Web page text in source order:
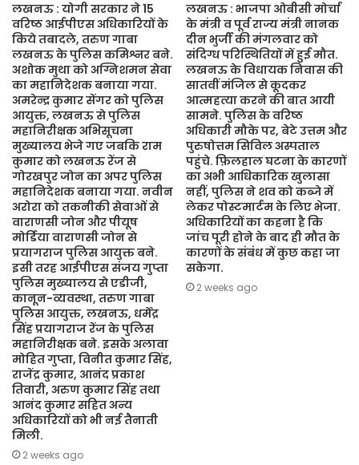
लखनऊ : योगी सरकार ने 15
वरिष्ठ आईपीएस अधिकारियों के
किये तबादले, तरुण गाबा
लखनऊ के पुलिस कमिश्नर बने.
अशोक मुथा को अग्निशमन सेवा
का महानिदेशक बनाया गया.
अमरेन्द्र कुमार सेंगर को पुलिस
आयुक्त, लखनऊ से पुलिस
महानिरीक्षक अभिसूचना
मुख्यालय भेजे गए जबकि राम
कुमार को लखनऊ रेंज से
गोरखपुर जोन का अपर पुलिस
महानिदेशक बनाया गया. नवीन
अरोरा को तकनीकी सेवाओं से
वाराणसी जोन और पीयूष
मोर्डिया वाराणसी जोन से
प्रयागराज पुलिस आयुक्त बने.
इसी तरह आईपीएस संजय गुप्ता
पुलिस मुख्यालय से एडीजी,
कानून-व्यवस्था, तरुण गाबा
पुलिस आयुक्त, लखनऊ, धर्मेंद्र
सिंह प्रयागराज रेंज के पुलिस
महानिरीक्षक बने. इसके अलावा
मोहित गुप्ता, विनीत कुमार सिंह,
राजेंद्र कुमार, आनंद प्रकाश
तिवारी, अरुण कुमार सिंह तथा
आनंद कुमार सहित अन्य
अधिकारियों को भी नई तैनाती
मिली.
2 weeks ago
लखनऊ : भाजपा ओबीसी मोर्चा
के मंत्री व पूर्व राज्य मंत्री नानक
दीन भुर्जी की मंगलवार को
संदिग्ध परिस्थितियों में हुई मौत.
लखनऊ के विधायक निवास की
सातवीं मंजिल से कूदकर
आत्महत्या करने की बात आयी
सामने. पुलिस के वरिष्ठ
अधिकारी मौके पर, बेटे उत्तम और
पुरुषोत्तम सिविल अस्पताल
पहुंचे. फ़िलहाल घटना के कारणों
का अभी आधिकारिक खुलासा
नहीं, पुलिस ने शव को कब्जे में
लेकर पोस्टमार्टम के लिए भेजा.
अधिकारियों का कहना है कि
जांच पूरी होने के बाद ही मौत के
कारणों के संबंध में कुछ कहा जा
सकेगा.
2 weeks ago